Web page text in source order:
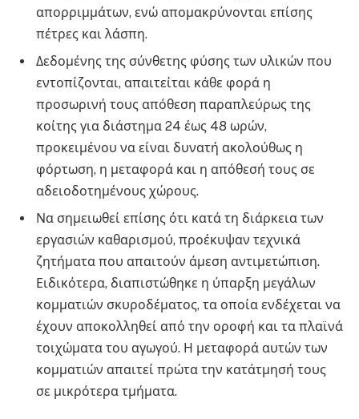
απορριμμάτων, ενώ απομακρύνονται επίσης
πέτρες και λάσπη.
Δεδομένης της σύνθετης φύσης των υλικών που
εντοπίζονται, απαιτείται κάθε φορά η
προσωρινή τους απόθεση παραπλεύρως της
κοίτης για διάστημα 24 έως 48 ωρών,
προκειμένου να είναι δυνατή ακολούθως η
φόρτωση, η μεταφορά και η απόθεσή τους σε
αδειοδοτημένους χώρους.
Να σημειωθεί επίσης ότι κατά τη διάρκεια των
εργασιών καθαρισμού, προέκυψαν τεχνικά
ζητήματα που απαιτούν άμεση αντιμετώπιση.
Ειδικότερα, διαπιστώθηκε η ύπαρξη μεγάλων
κομματιών σκυροδέματος, τα οποία ενδέχεται να
έχουν αποκολληθεί από την οροφή και τα πλαϊνά
τοιχώματα του αγωγού. Η μεταφορά αυτών των
κομματιών απαιτεί πρώτα την κατάτμησή τους
σε μικρότερα τμήματα.